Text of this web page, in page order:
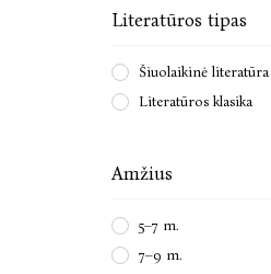
Literatūros tipas
Šiuolaikinė literatūra
Literatūros klasika
Amžius
5–7 m.
7–9 m.